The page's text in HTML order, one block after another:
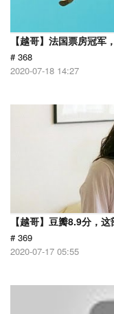
【越哥】法国票房冠
# 368
2020-07-18 14:27
【越哥】豆瓣8.9分，
# 369
2020-07-17 05:55